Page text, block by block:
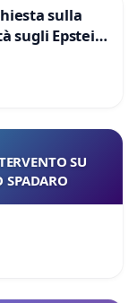
sulla
sugli Epstein
SU